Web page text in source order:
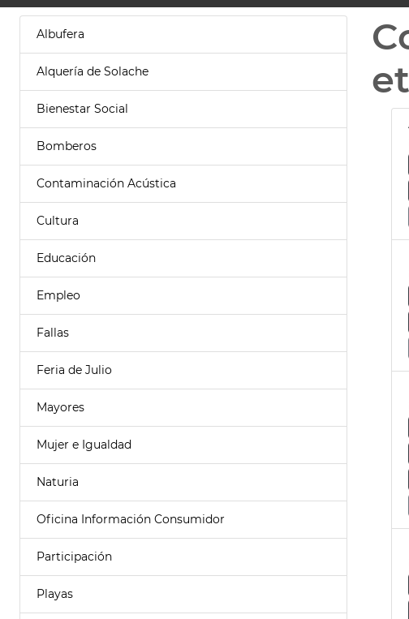
Albufera
Alquería de Solache
Bienestar Social
Bomberos
Contaminación Acústica
Cultura
Educación
Empleo
Fallas
Feria de Julio
Mayores
Mujer e Igualdad
Naturia
Oficina Información Consumidor
Participación
Playas